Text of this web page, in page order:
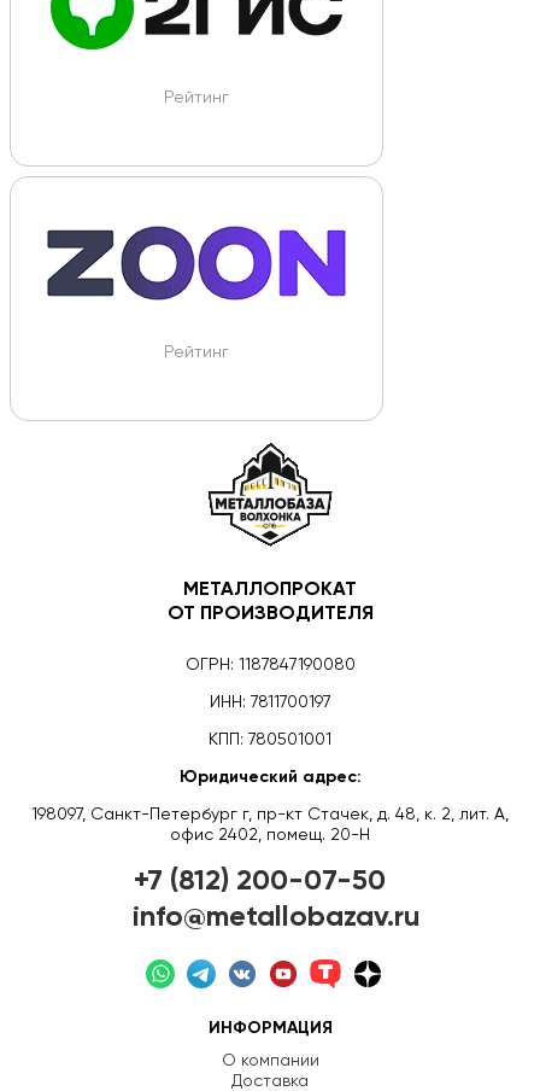
Рейтинг
Рейтинг
МЕТАЛЛОПРОКАТ
ОТ ПРОИЗВОДИТЕЛЯ
ОГРН: 1187847190080
ИНН: 7811700197
КПП: 780501001
Юридический адрес:
198097, Санкт-Петербург г, пр-кт Стачек, д. 48, к. 2, лит. А,
офис 2402, помещ. 20-Н
+7 (812) 200-07-50
info@metallobazav.ru
ИНФОРМАЦИЯ
О компании
Доставка